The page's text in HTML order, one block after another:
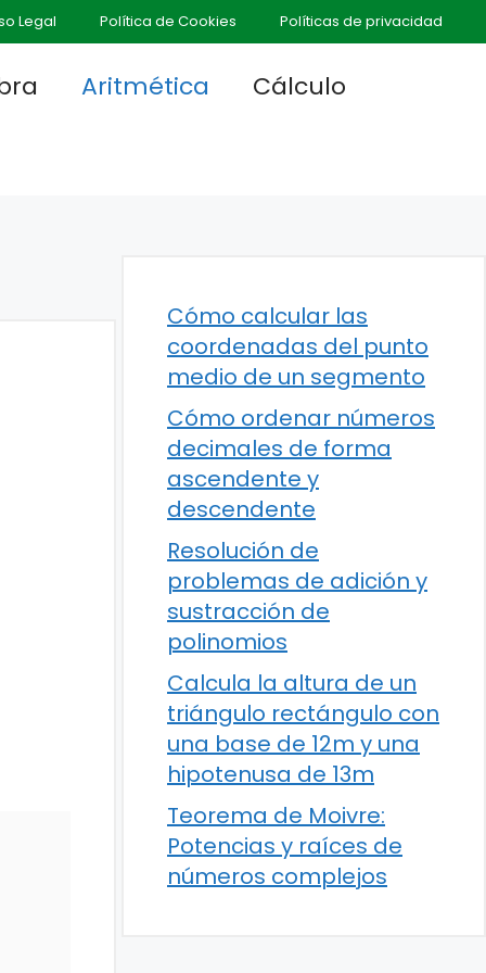
Legal Política de Cookies Políticas de privacidad
Aritmética Cálculo
Cómo calcular las
coordenadas del punto
medio de un segmento
Cómo ordenar números
decimales de forma
ascendente y
descendente
Resolución de
problemas de adición y
sustracción de
polinomios
Calcula la altura de un
triángulo rectángulo con
una base de 12m y una
hipotenusa de 13m
Teorema de Moivre:
Potencias y raíces de
números complejos